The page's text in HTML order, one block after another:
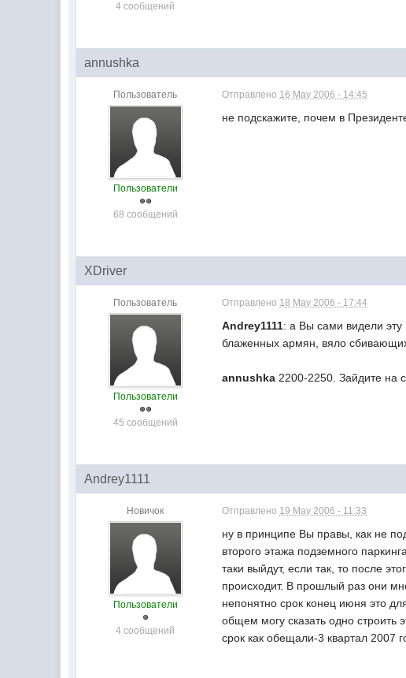
4 сообщений
annushka
Пользователь
Пользователи
68 сообщений
Отправлено 16 May 2006 - 14:45
не подскажите, почем в
XDriver
Пользователь
Пользователи
45 сообщений
Отправлено 18 May 2006 - 17:44
Andrey1111: а Вы сами видели эту
блаженных армян, вяло сбивающих
annushka 2200-2250. Зайдите на
Andrey1111
Новичок
Пользователи
4 сообщений
Отправлено 19 May 2006 - 11:33
ну в принципе Вы правы, как не
второго этажа подземного
таки выйдут, если так, то после
происходит. В прошлый раз они
непонятно срок конец июня это
общем могу сказать одно строить
срок как обещали-3 квартал 2007